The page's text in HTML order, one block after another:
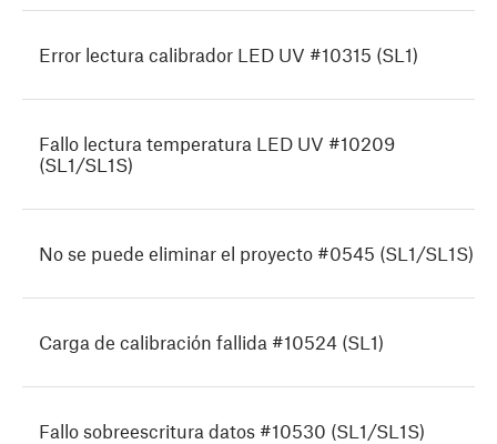
Error lectura calibrador LED UV #10315 (SL1)
Fallo lectura temperatura LED UV #10209
(SL1/SL1S)
No se puede eliminar el proyecto #0545 (SL1/SL1S)
Carga de calibración fallida #10524 (SL1)
Fallo sobreescritura datos #10530 (SL1/SL1S)